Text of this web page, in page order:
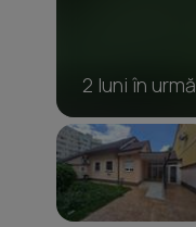
2 luni în urmă